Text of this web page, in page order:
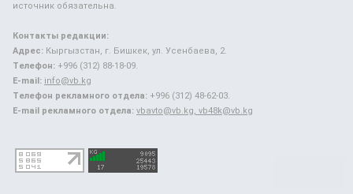
источник обязательна.
Контакты редакции:
Адрес: Кыргызстан, г. Бишкек, ул. Усенбаева, 2.
Телефон: +996 (312) 88-18-09.
E-mail: info@vb.kg
Телефон рекламного отдела: +996 (312) 48-62-03.
E-mail рекламного отдела: vbavto@vb.kg, vb48k@vb.kg